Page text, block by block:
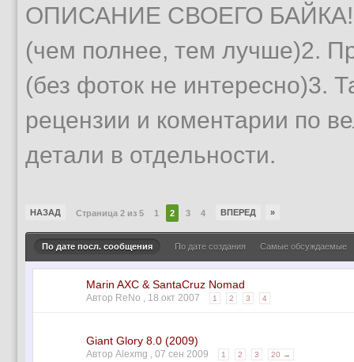
ОПИСАНИЕ СВОЕГО
(чем полнее, тем лучше)2.
(без фоток не интересно)3.
рецензии и коментарии по
детали в отдельности.
НАЗАД Страница 2 из 5 1 2 3 4 ВПЕРЕД »
По дате посл. сообщения По дате создания Самые обсуждаемые
Marin AXC & SantaCruz Nomad
Автор ReNo , 18 окт 2007 1 2 3 4
Giant Glory 8.0 (2009)
Автор Alexmg , 07 сен 2009 1 2 3 20 →